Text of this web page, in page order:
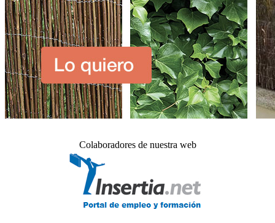
Colaboradores de nuestra web